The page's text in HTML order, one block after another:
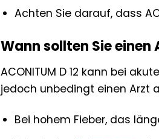
Achten Sie darauf, dass
Wann sollten Sie einen
ACONITUM D 12 kann bei
jedoch unbedingt einen Arzt
Bei hohem Fieber, das